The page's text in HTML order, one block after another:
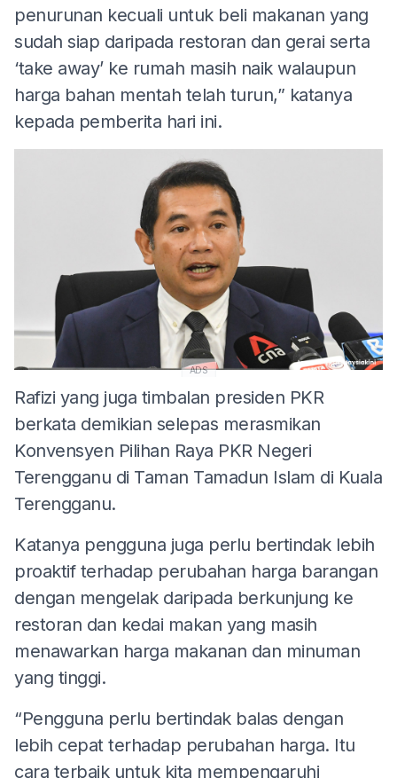
penurunan kecuali untuk beli makanan yang
sudah siap daripada restoran dan gerai serta
‘take away’ ke rumah masih naik walaupun
harga bahan mentah telah turun,” katanya
kepada pemberita hari ini.
ADS
Rafizi yang juga timbalan presiden PKR
berkata demikian selepas merasmikan
Konvensyen Pilihan Raya PKR Negeri
Terengganu di Taman Tamadun Islam di Kuala
Terengganu.
Katanya pengguna juga perlu bertindak lebih
proaktif terhadap perubahan harga barangan
dengan mengelak daripada berkunjung ke
restoran dan kedai makan yang masih
menawarkan harga makanan dan minuman
yang tinggi.
“Pengguna perlu bertindak balas dengan
lebih cepat terhadap perubahan harga. Itu
cara terbaik untuk kita mempengaruhi